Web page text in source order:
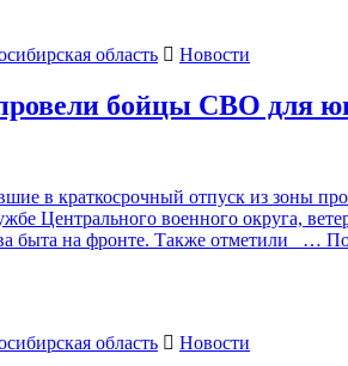
область Новости
бойцы СВО для
в краткосрочный отпуск из зоны
Центрального военного округа,
быта на фронте. Также отметили
…
область Новости